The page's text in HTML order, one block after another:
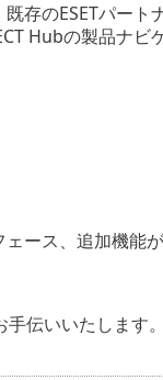
存のESETパー
Hubの製品ナ
ース、追加機能が
伝いいたします。